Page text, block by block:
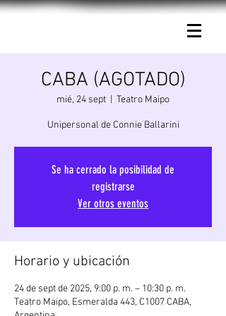
CABA (AGOTADO)
mié, 24 sept Teatro Maipo
Unipersonal de Connie Ballarini
Se ha cerrado la posibilidad de
registrarse
Ver otros eventos
Horario y ubicación
24 de sept de 2025, 9:00 p. m. – 10:30 p. m.
Teatro Maipo, Esmeralda 443, C1007 CABA,